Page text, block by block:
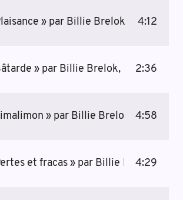
» par Billie Brelok, 2018
4:12
» par Billie Brelok, 20132:36
» par Billie Brelok, 2015
4:58
et fracas » par Billie Brelok, 2017
4:29